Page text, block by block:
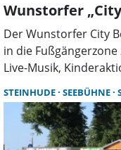
Wunstorfer
Der Wunstorfer City
in die
Live-Musik,
Veranstaltungen
August die Band
STEINHUDE SEEBÜHNE